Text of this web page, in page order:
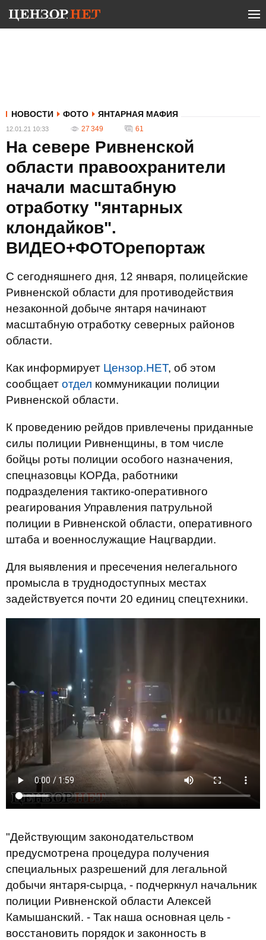
НОВОСТИ ФОТО ЯНТАРНАЯ МАФИЯ
12.01.21 10:33 27 349 61
На севере Ривненской
области правоохранители
начали масштабную
отработку "янтарных
клондайков".
ВИДЕО+ФОТОрепортаж
С сегодняшнего дня, 12 января, полицейские
Ривненской области для противодействия
незаконной добыче янтаря начинают
масштабную отработку северных районов
области.
Как информирует Цензор.НЕТ, об этом
сообщает отдел коммуникации полиции
Ривненской области.
К проведению рейдов привлечены приданные
силы полиции Ривненщины, в том числе
бойцы роты полиции особого назначения,
спецназовцы КОРДа, работники
подразделения тактико-оперативного
реагирования Управления патрульной
полиции в Ривненской области, оперативного
штаба и военнослужащие Нацгвардии.
Для выявления и пресечения нелегального
промысла в труднодоступных местах
задействуется почти 20 единиц спецтехники.
"Действующим законодательством
предусмотрена процедура получения
специальных разрешений для легальной
добычи янтаря-сырца, - подчеркнул начальник
полиции Ривненской области Алексей
Камышанский. - Так наша основная цель -
восстановить порядок и законность в